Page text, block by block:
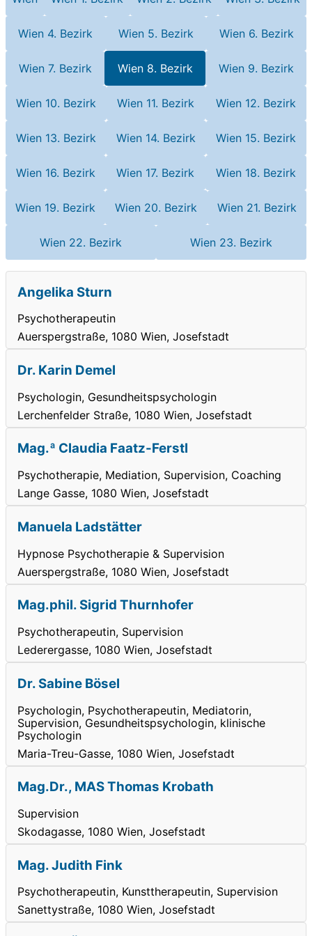
Wien 4. Bezirk Wien 5. Bezirk Wien 6. Bezirk
Wien 7. Bezirk Wien 8. Bezirk Wien 9. Bezirk
Wien 10. Bezirk Wien 11. Bezirk Wien 12. Bezirk
Wien 13. Bezirk Wien 14. Bezirk Wien 15. Bezirk
Wien 16. Bezirk Wien 17. Bezirk Wien 18. Bezirk
Wien 19. Bezirk Wien 20. Bezirk Wien 21. Bezirk
Wien 22. Bezirk Wien 23. Bezirk
Angelika Sturn
Psychotherapeutin
Auerspergstraße, 1080 Wien, Josefstadt
Dr. Karin Demel
Psychologin, Gesundheitspsychologin
Lerchenfelder Straße, 1080 Wien, Josefstadt
Mag.ª Claudia Faatz-Ferstl
Psychotherapie, Mediation, Supervision, Coaching
Lange Gasse, 1080 Wien, Josefstadt
Manuela Ladstätter
Hypnose Psychotherapie & Supervision
Auerspergstraße, 1080 Wien, Josefstadt
Mag.phil. Sigrid Thurnhofer
Psychotherapeutin, Supervision
Lederergasse, 1080 Wien, Josefstadt
Dr. Sabine Bösel
Psychologin, Psychotherapeutin, Mediatorin,
Supervision, Gesundheitspsychologin, klinische
Psychologin
Maria-Treu-Gasse, 1080 Wien, Josefstadt
Mag.Dr., MAS Thomas Krobath
Supervision
Skodagasse, 1080 Wien, Josefstadt
Mag. Judith Fink
Psychotherapeutin, Kunsttherapeutin, Supervision
Sanettystraße, 1080 Wien, Josefstadt